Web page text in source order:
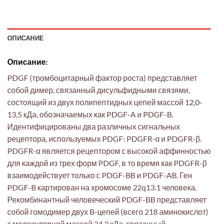
ОПИСАНИЕ
Описание:
PDGF (тромбоцитарный фактор роста) представляет
собой димер, связанный дисульфидными связями,
состоящий из двух полипептидных цепей массой 12,0-
13,5 кДа, обозначаемых как PDGF-A и PDGF-B.
Идентифицированы два различных сигнальных
рецептора, используемых PDGF: PDGFR-α и PDGFR-β.
PDGFR-α является рецептором с высокой аффинностью
для каждой из трех форм PDGF, в то время как PDGFR-β
взаимодействует только с PDGF-BB и PDGF-AB. Ген
PDGF-B картирован на хромосоме 22q13.1 человека.
Рекомбинантный человеческий PDGF-BB представляет
собой гомодимер двух B-цепей (всего 218 аминокислот)